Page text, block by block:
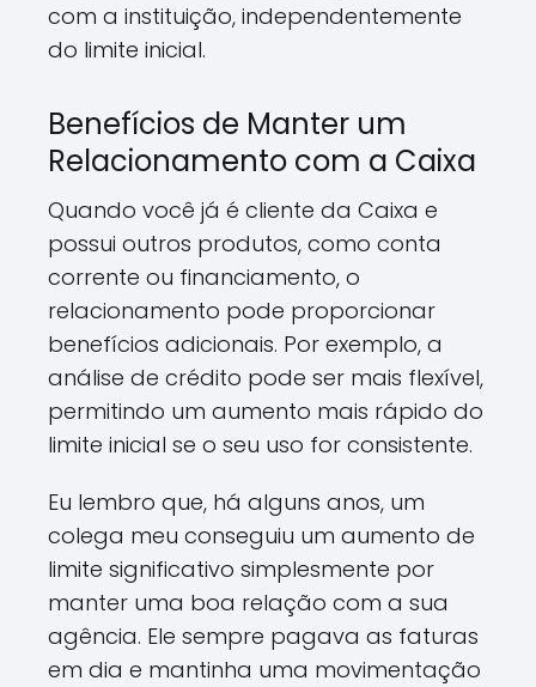
com a instituição, independentemente
do limite inicial.
Benefícios de Manter um
Relacionamento com a Caixa
Quando você já é cliente da Caixa e
possui outros produtos, como conta
corrente ou financiamento, o
relacionamento pode proporcionar
benefícios adicionais. Por exemplo, a
análise de crédito pode ser mais flexível,
permitindo um aumento mais rápido do
limite inicial se o seu uso for consistente.
Eu lembro que, há alguns anos, um
colega meu conseguiu um aumento de
limite significativo simplesmente por
manter uma boa relação com a sua
agência. Ele sempre pagava as faturas
em dia e mantinha uma movimentação